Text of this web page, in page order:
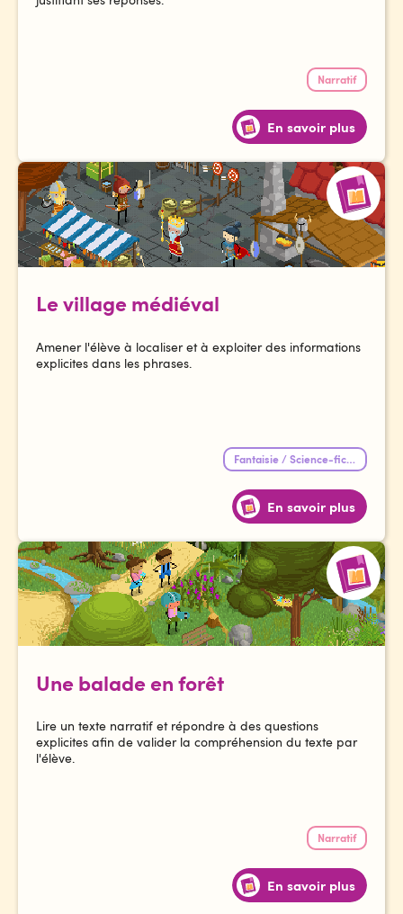
Narratif
En savoir plus
Le village médiéval
Amener l'élève à localiser et à exploiter des informations
explicites dans les phrases.
Fantaisie / Science-fiction
En savoir plus
Une balade en forêt
Lire un texte narratif et répondre à des questions
explicites afin de valider la compréhension du texte par
l'élève.
Narratif
En savoir plus